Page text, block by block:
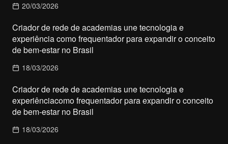
20/03/2026
Criador de rede de academias une tecnologia e
experiência como frequentador para expandir o conceito
de bem-estar no Brasil
18/03/2026
Criador de rede de academias une tecnologia e
experiênciacomo frequentador para expandir o conceito
de bem-estar no Brasil
18/03/2026